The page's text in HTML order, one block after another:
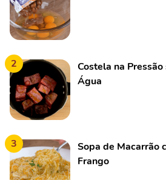
2
Costela na Pressão
Água
3
Sopa de Macarrão
Frango